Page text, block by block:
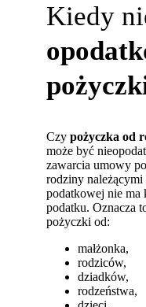
Kiedy
Czypożyczka od
może być
zawarcia umowy
rodziny
podatkowej nie ma
podatku. Oznacza
pożyczki od:
małżonka,
rodziców,
dziadków,
rodzeństwa,